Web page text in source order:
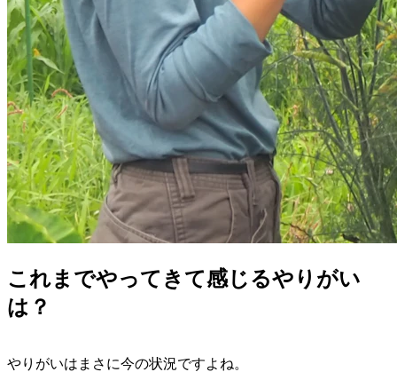
これまでやってきて感じるやりがい
は？
やりがいはまさに今の状況ですよね。